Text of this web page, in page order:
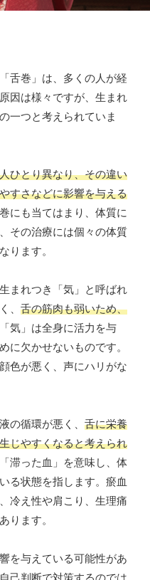
舌巻」は、多くの人が経
因は様々ですが、生まれ
一つと考えられていま
ひとり異なり、その違い
すさなどに影響を与える
にも当てはまり、体質に
その治療には個々の体質
ります。
まれつき「気」と呼ばれ
、 舌の筋肉も弱いため、
「気」は全身に活力を与
に欠かせないものです。
色が悪く、声にハリがな
の循環が悪く、 舌に栄養
じやすくなると考えられ
滞った血」を意味し、体
る状態を指します。瘀血
冷え性や肩こり、生理痛
ります。
を与えている可能性があ